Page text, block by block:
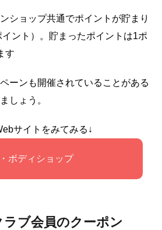
ショップ共通でポイントが貯まり
ント）。貯まったポイントは1ポ
す
ーンも開催されていることがある
しょう。
サイトをみてみる↓
ボディショップ
ブ会員のクーポン